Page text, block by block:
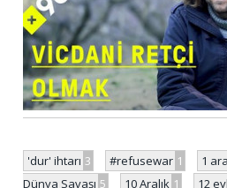
'dur' ihtarı 3 #refusewar 1 1
Dünya Savaşı 5 10 Aralık 1 12